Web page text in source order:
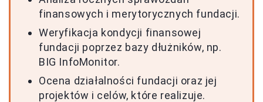
finansowych i merytorycznych fundacji.
Weryfikacja kondycji finansowej
fundacji poprzez bazy dłużników, np.
BIG InfoMonitor.
Ocena działalności fundacji oraz jej
projektów i celów, które realizuje.